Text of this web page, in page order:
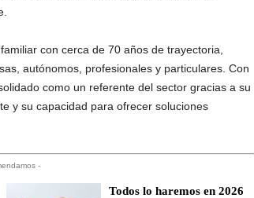
con cerca de 70 años de trayectoria,
autónomos, profesionales y particulares. Con
como un referente del sector gracias a su
y su capacidad para ofrecer soluciones
-
Todos lo haremos en 2026